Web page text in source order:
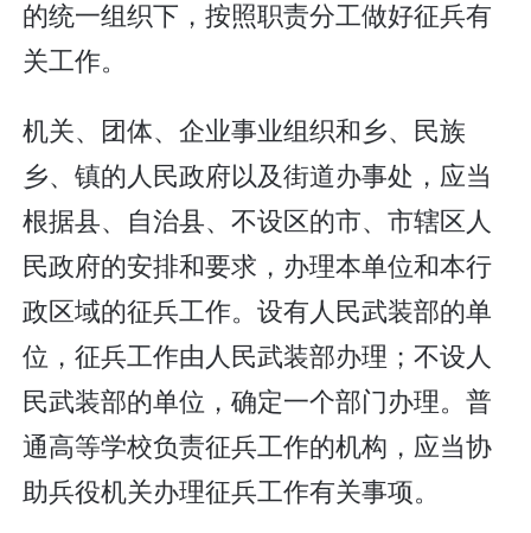
的统一组织下，按照职责分工做好征兵有
关工作。
机关、团体、企业事业组织和乡、民族
乡、镇的人民政府以及街道办事处，应当
根据县、自治县、不设区的市、市辖区人
民政府的安排和要求，办理本单位和本行
政区域的征兵工作。设有人民武装部的单
位，征兵工作由人民武装部办理；不设人
民武装部的单位，确定一个部门办理。普
通高等学校负责征兵工作的机构，应当协
助兵役机关办理征兵工作有关事项。